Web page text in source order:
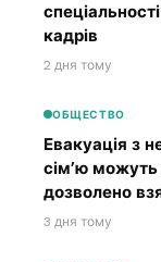
кадрів
2 дня тому
ОБЩЕСТВО
Евакуація з
сім’ю
дозволено
3 дня тому